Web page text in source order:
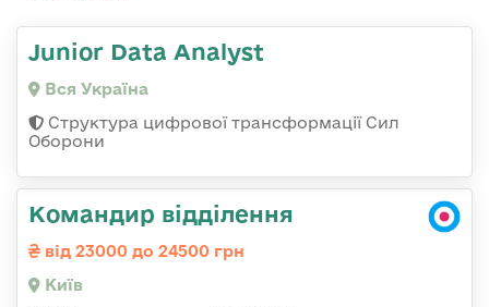
Junior Data Analyst
Вся Україна
Структура цифрової трансформації Сил
Оборони
Командир відділення
від 23000 до 24500 грн
Київ